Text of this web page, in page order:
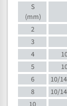
S
(mm)
2
3
4
5
6
10/14
8
10/14